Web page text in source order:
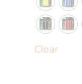
tiene
múltiples
variantes.
Las
Clear